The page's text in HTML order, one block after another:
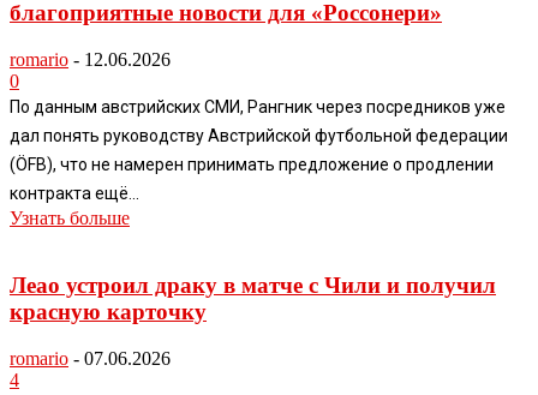
благоприятные новости для «Россонери»
romario - 12.06.2026
0
По данным австрийских СМИ, Рангник через посредников уже
дал понять руководству Австрийской футбольной федерации
(ÖFB), что не намерен принимать предложение о продлении
контракта ещё...
Узнать больше
Леао устроил драку в матче с Чили и получил
красную карточку
romario - 07.06.2026
4